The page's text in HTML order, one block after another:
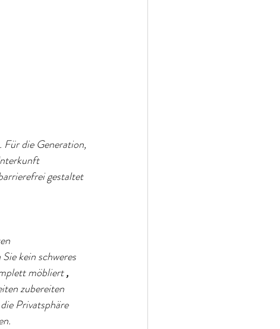
die Generation,
gestaltet
kein schweres
möbliert,
zubereiten
Privatsphäre